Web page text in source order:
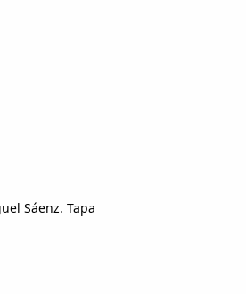
Sáenz. Tapa